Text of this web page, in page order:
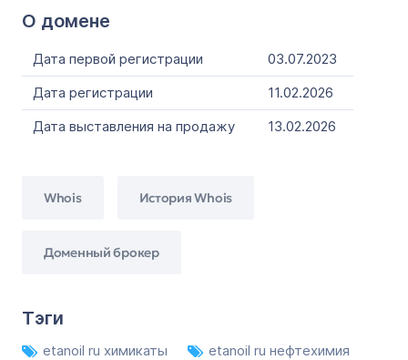
О домене
Дата первой регистрации
03.07.2023
Дата регистрации
11.02.2026
Дата выставления на продажу
13.02.2026
Whois История Whois
Доменный брокер
Тэги
etanoil ru химикаты
etanoil ru нефтехимия